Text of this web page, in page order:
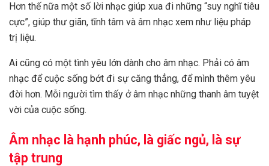
Hơn thế nữa một số lời nhạc giúp xua đi những “suy nghĩ tiêu
cực”, giúp thư giãn, tĩnh tâm và âm nhạc xem như liệu pháp
trị liệu.
Ai cũng có một tình yêu lớn dành cho âm nhạc. Phải có âm
nhạc để cuộc sống bớt đi sự căng thẳng, để mình thêm yêu
đời hơn. Mỗi người tìm thấy ở âm nhạc những thanh âm tuyệt
vời của cuộc sống.
Âm nhạc là hạnh phúc, là giấc ngủ, là sự
tập trung